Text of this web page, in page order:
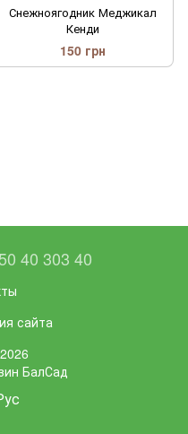
Снежноягодник Меджикал
Кенди
150 грн
40 303 40
сайта
БалСад